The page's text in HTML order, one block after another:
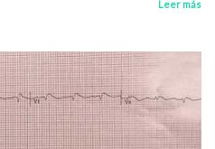
Leer más